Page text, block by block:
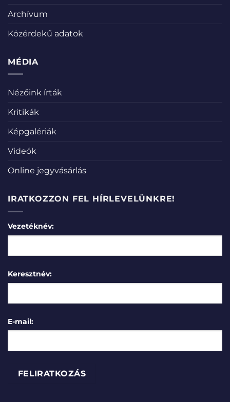
Archívum
Közérdekű adatok
MÉDIA
Nézőink írták
Kritikák
Képgalériák
Videók
Online jegyvásárlás
IRATKOZZON FEL HÍRLEVELÜNKRE!
Vezetéknév:
Keresztnév:
E-mail: